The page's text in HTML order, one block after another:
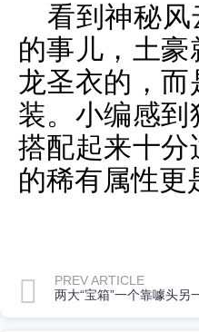
看到神秘
的事儿，土
龙圣衣的，
装。小编感
搭配起来十
的稀有属性更
PREV ARTICLE
两大“宝箱”一个靠噱头另